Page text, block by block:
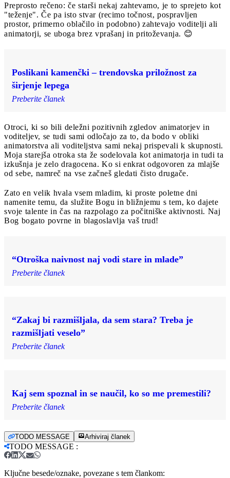
Preprosto rečeno: če starši nekaj zahtevamo, je to sprejeto kot
"teženje". Če pa isto stvar (recimo točnost, pospravljen
prostor, primerno oblačilo in podobno) zahtevajo voditelji ali
animatorji, se uboga brez vprašanj in pritoževanja. 😊
Poslikani kamenčki – trendovska priložnost za
širjenje lepega
Preberite članek
Otroci, ki so bili deležni pozitivnih zgledov animatorjev in
voditeljev, se tudi sami odločajo za to, da bodo v obliki
animatorstva ali voditeljstva sami nekaj prispevali k skupnosti.
Moja starejša otroka sta že sodelovala kot animatorja in tudi ta
izkušnja je zelo dragocena. Ko si enkrat odgovoren za mlajše
od sebe, namreč na vse začneš gledati čisto drugače.
Zato en velik hvala vsem mladim, ki proste poletne dni
namenite temu, da služite Bogu in bližnjemu s tem, ko dajete
svoje talente in čas na razpolago za počitniške aktivnosti. Naj
Bog bogato povrne in blagoslavlja vaš trud!
“Otroška naivnost naj vodi stare in mlade”
Preberite članek
“Zakaj bi razmišljala, da sem stara? Treba je
razmišljati veselo”
Preberite članek
Kaj sem spoznal in se naučil, ko so me premestili?
Preberite članek
TODO MESSAGE Arhiviraj članek
TODO MESSAGE :
Ključne besede/oznake, povezane s tem člankom: